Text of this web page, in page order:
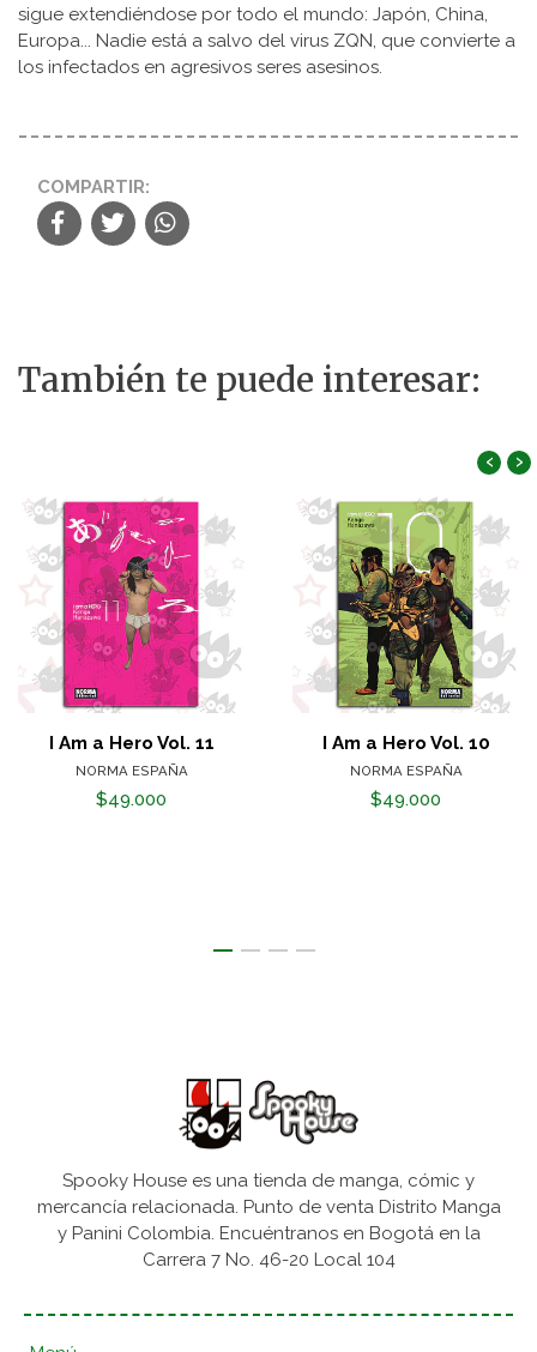
sigue extendiéndose por todo el mundo: Japón, China,
Europa... Nadie está a salvo del virus ZQN, que convierte a
los infectados en agresivos seres asesinos.
COMPARTIR:
También te puede interesar:
I Am a Hero Vol. 11
NORMA ESPAÑA
$49.000
I Am a Hero Vol. 10
NORMA ESPAÑA
$49.000
‹ ›
Spooky House es una tienda de manga, cómic y
mercancía relacionada. Punto de venta Distrito Manga
y Panini Colombia. Encuéntranos en Bogotá en la
Carrera 7 No. 46-20 Local 104